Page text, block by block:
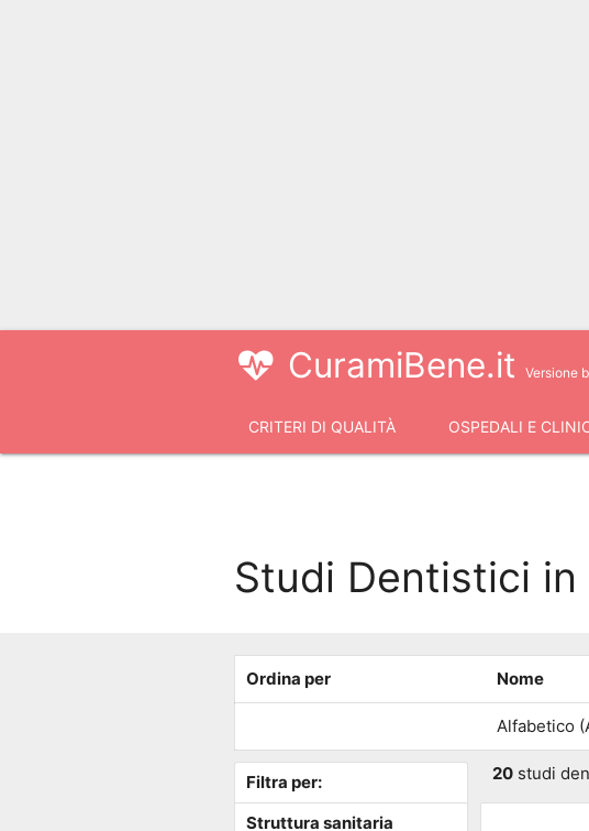
CuramiBene.it Versione
CRITERI DI QUALITÀ OSPEDALI E
Studi Dentistici
Ordina per Nome
Alfabetico
Filtra per:
Struttura sanitaria
20 studi